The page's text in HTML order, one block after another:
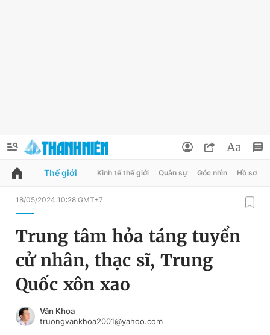
QUẢNG CÁO
Chuyên mục
Chuyên mục khác
Chào ngày mới
Đổi mật khẩu
Tin đã lưu
Đăng xuất
Thế giới Kinh tế thế giới Quân sự Góc nhìn Hồ sơ
18/05/2024 10:28 GMT+7
Trung tâm hỏa táng tuyển
cử nhân, thạc sĩ, Trung
Quốc xôn xao
Văn Khoa
truongvankhoa2001@yahoo.com